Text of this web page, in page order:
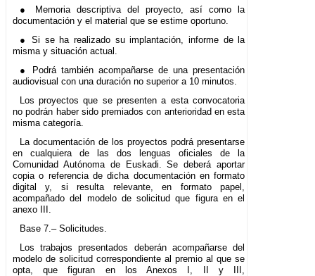
● Memoria descriptiva del proyecto, así como la
documentación y el material que se estime oportuno.
● Si se ha realizado su implantación, informe de la
misma y situación actual.
● Podrá también acompañarse de una presentación
audiovisual con una duración no superior a 10 minutos.
Los proyectos que se presenten a esta convocatoria
no podrán haber sido premiados con anterioridad en esta
misma categoría.
La documentación de los proyectos podrá presentarse
en cualquiera de las dos lenguas oficiales de la
Comunidad Autónoma de Euskadi. Se deberá aportar
copia o referencia de dicha documentación en formato
digital y, si resulta relevante, en formato papel,
acompañado del modelo de solicitud que figura en el
anexo III.
Base 7.– Solicitudes.
Los trabajos presentados deberán acompañarse del
modelo de solicitud correspondiente al premio al que se
opta, que figuran en los Anexos I, II y III,